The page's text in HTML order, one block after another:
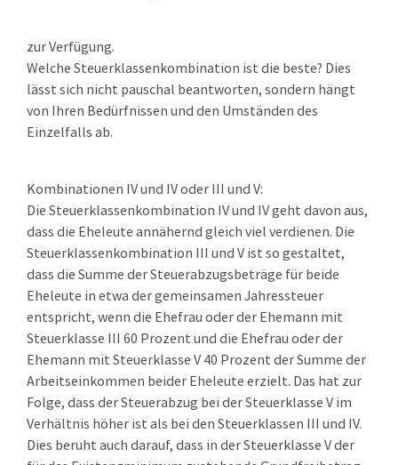
zur Verfügung.
Welche Steuerklassenkombination ist die beste? Dies
lässt sich nicht pauschal beantworten, sondern hängt
von Ihren Bedürfnissen und den Umständen des
Einzelfalls ab.
Kombinationen IV und IV oder III und V:
Die Steuerklassenkombination IV und IV geht davon aus,
dass die Eheleute annähernd gleich viel verdienen. Die
Steuerklassenkombination III und V ist so gestaltet,
dass die Summe der Steuerabzugsbeträge für beide
Eheleute in etwa der gemeinsamen Jahressteuer
entspricht, wenn die Ehefrau oder der Ehemann mit
Steuerklasse III 60 Prozent und die Ehefrau oder der
Ehemann mit Steuerklasse V 40 Prozent der Summe der
Arbeitseinkommen beider Eheleute erzielt. Das hat zur
Folge, dass der Steuerabzug bei der Steuerklasse V im
Verhältnis höher ist als bei den Steuerklassen III und IV.
Dies beruht auch darauf, dass in der Steuerklasse V der